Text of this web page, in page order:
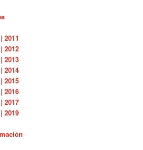
2011
2012
2013
2014
2015
2016
2017
2019